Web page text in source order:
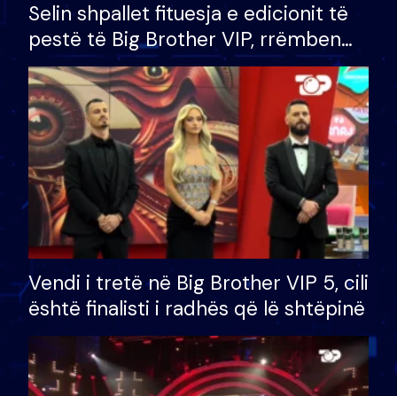
Selin shpallet fituesja e edicionit të
pestë të Big Brother VIP, rrëmben
çmimin e madh prej 100 mijë eurosh
Vendi i tretë në Big Brother VIP 5, cili
është finalisti i radhës që lë shtëpinë